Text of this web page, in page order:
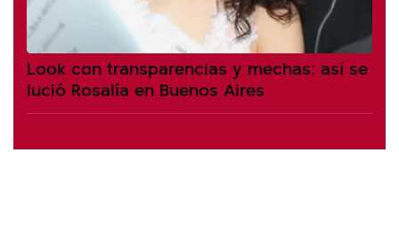
Look con transparencias y mechas: así se
lució Rosalía en Buenos Aires